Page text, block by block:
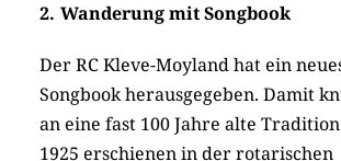
2. Wanderung mit Songbook
Der RC Kleve-Moyland hat ein
Songbook herausgegeben. Damit
an eine fast 100 Jahre alte
1925 erschienen in der rotarischen